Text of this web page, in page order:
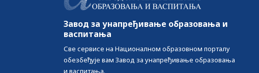
Завод за унапређивање образовања и
васпитања
Све сервисе на Националном образовном порталу
обезбеђује вам Завод за унапређивање образовања